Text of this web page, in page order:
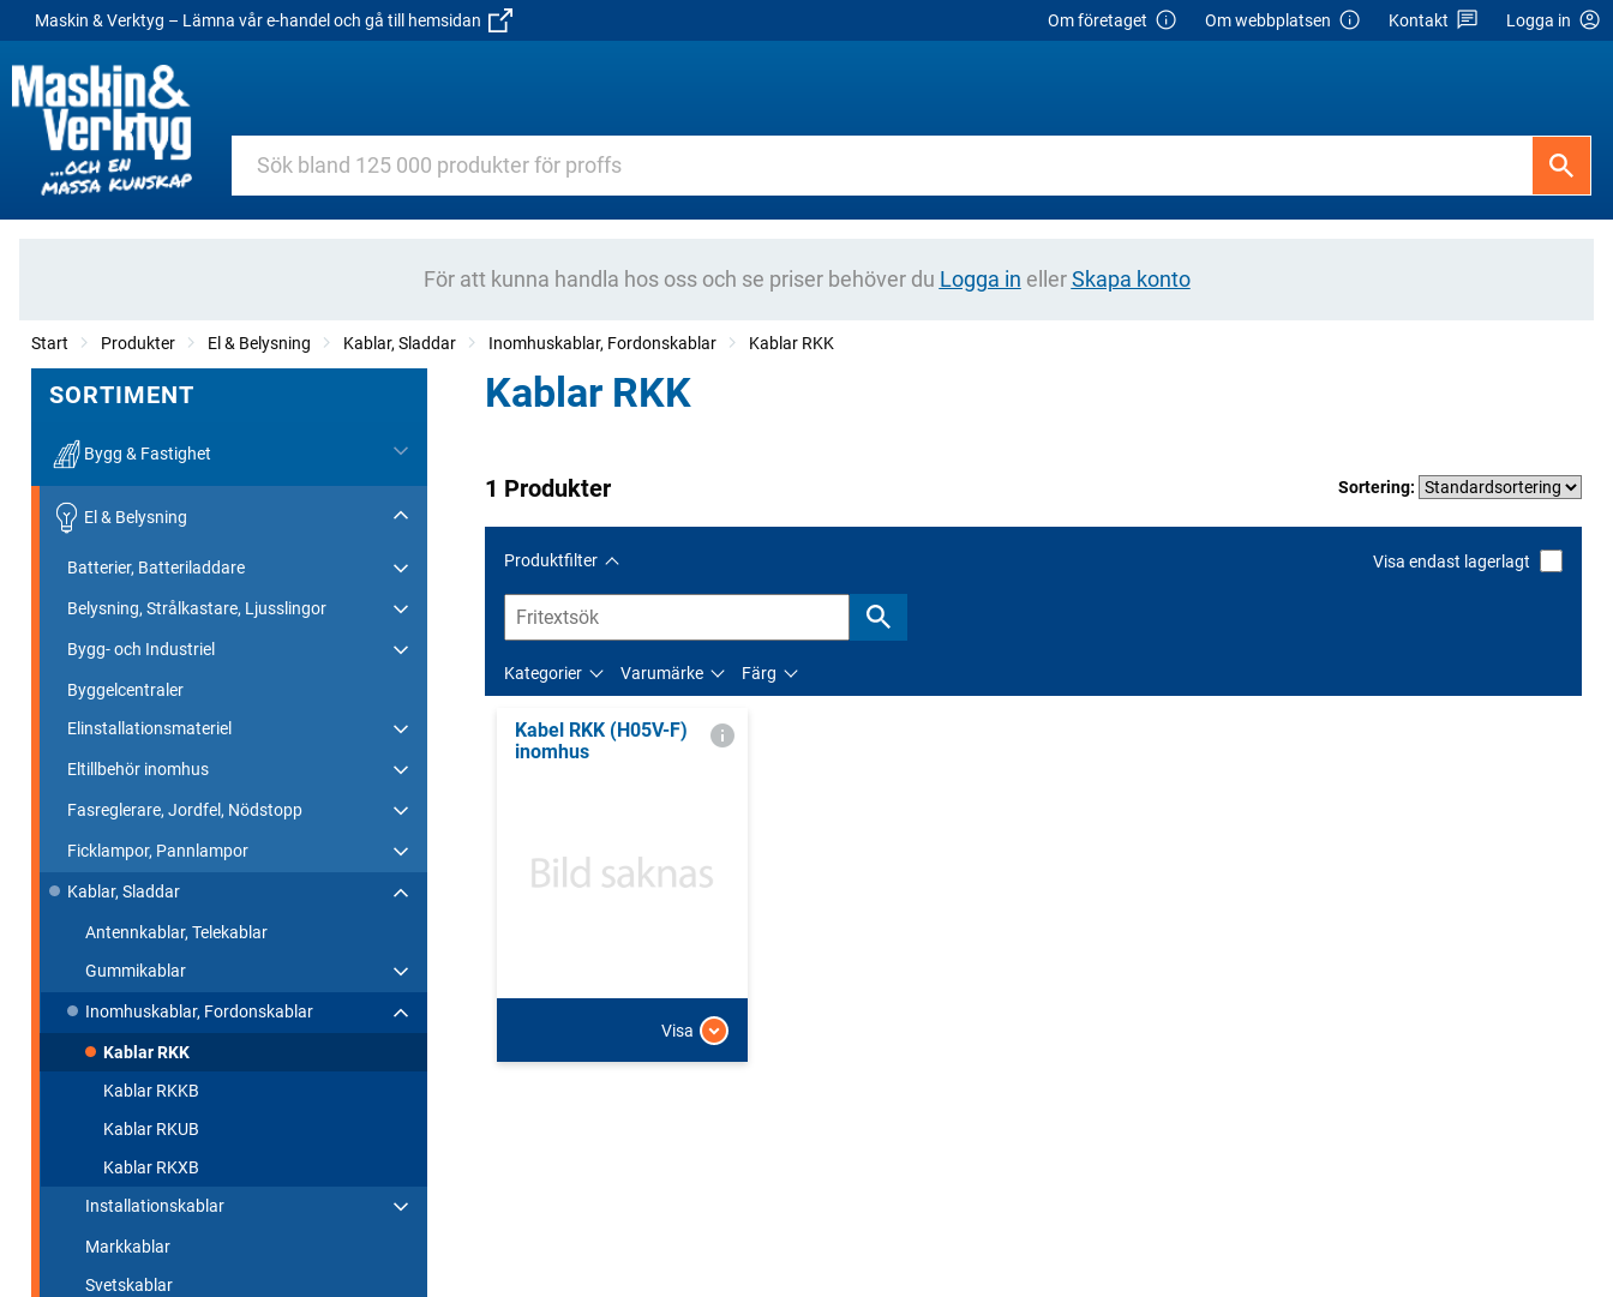
Maskin & Verktyg – Lämna vår e-handel och gå till hemsidan Om företaget Om webbplatsen Kontakt Logga in
För att kunna handla hos oss och se priser behöver du Logga in ellerSkapa konto
Start Produkter El & Belysning Kablar, Sladdar Inomhuskablar, Fordonskablar Kablar RKK
SORTIMENT
Bygg & Fastighet
El & Belysning
Batterier, Batteriladdare
Belysning, Strålkastare, Ljusslingor
Bygg- och Industriel
Byggelcentraler
Elinstallationsmateriel
Eltillbehör inomhus
Fasreglerare, Jordfel, Nödstopp
Ficklampor, Pannlampor
Kablar, Sladdar
Antennkablar, Telekablar
Gummikablar
Inomhuskablar, Fordonskablar
Kablar RKK
Kablar RKKB
Kablar RKUB
Kablar RKXB
Installationskablar
Markkablar
Svetskablar
Kablar RKK
1 Produkter Sortering:
Produktfilter Visa endast lagerlagt
Kategorier Varumärke Färg
Kabel RKK (H05V-F)
inomhus
Visa